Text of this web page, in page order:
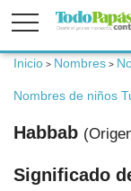
Fertilidad
Embarazo
Bebé
Inicio > Nombres >
Nombres de niños
Habbab
Significado